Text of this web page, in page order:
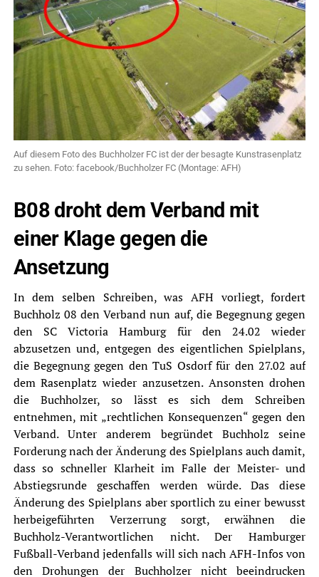
Auf diesem Foto des Buchholzer FC ist der der besagte Kunstrasenplatz
zu sehen. Foto: facebook/Buchholzer FC (Montage: AFH)
B08 droht dem Verband mit
einer Klage gegen die
Ansetzung
In dem selben Schreiben, was AFH vorliegt, fordert
Buchholz 08 den Verband nun auf, die Begegnung gegen
den SC Victoria Hamburg für den 24.02 wieder
abzusetzen und, entgegen des eigentlichen Spielplans,
die Begegnung gegen den TuS Osdorf für den 27.02 auf
dem Rasenplatz wieder anzusetzen. Ansonsten drohen
die Buchholzer, so lässt es sich dem Schreiben
entnehmen, mit „rechtlichen Konsequenzen“ gegen den
Verband. Unter anderem begründet Buchholz seine
Forderung nach der Änderung des Spielplans auch damit,
dass so schneller Klarheit im Falle der Meister- und
Abstiegsrunde geschaffen werden würde. Das diese
Änderung des Spielplans aber sportlich zu einer bewusst
herbeigeführten Verzerrung sorgt, erwähnen die
Buchholz-Verantwortlichen nicht. Der Hamburger
Fußball-Verband jedenfalls will sich nach AFH-Infos von
den Drohungen der Buchholzer nicht beeindrucken